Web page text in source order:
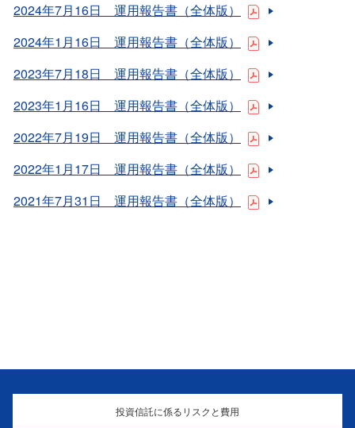
2024年7月16日 運用報告書（全体版）
2024年1月16日 運用報告書（全体版）
2023年7月18日 運用報告書（全体版）
2023年1月16日 運用報告書（全体版）
2022年7月19日 運用報告書（全体版）
2022年1月17日 運用報告書（全体版）
2021年7月31日 運用報告書（全体版）
投資信託に係るリスクと費用